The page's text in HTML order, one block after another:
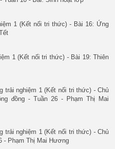
1 (Kết nối tri thức) - Bài 16: Ứng
1 (Kết nối tri thức) - Bài 19: Thiên
trải nghiệm 1 (Kết nối tri thức) - Chủ
đồng - Tuần 26 - Phạm Thị Mai
trải nghiệm 1 (Kết nối tri thức) - Chủ
- Phạm Thị Mai Hương